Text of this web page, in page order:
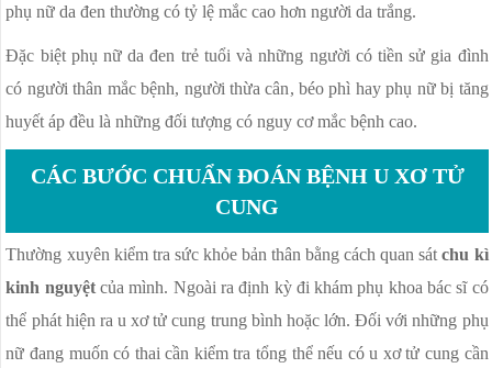
phụ nữ da đen thường có tỷ lệ mắc cao hơn người da trắng.
Đặc biệt phụ nữ da đen trẻ tuổi và những người có tiền sử gia đình
có người thân mắc bệnh, người thừa cân, béo phì hay phụ nữ bị tăng
huyết áp đều là những đối tượng có nguy cơ mắc bệnh cao.
CÁC BƯỚC CHUẨN ĐOÁN BỆNH U XƠ TỬ
CUNG
Thường xuyên kiểm tra sức khỏe bản thân bằng cách quan sátchu kì
kinh nguyệtcủa mình. Ngoài ra định kỳ đi khám phụ khoa bác sĩ có
thể phát hiện ra u xơ tử cung trung bình hoặc lớn. Đối với những phụ
nữ đang muốn có thai cần kiểm tra tổng thể nếu có u xơ tử cung cần